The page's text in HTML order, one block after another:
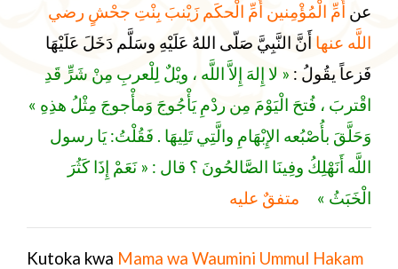
عن أُمِّ الْمُؤْمِنين أُمِّ الْحكَم زَيْنبَ بِنْتِ جحْشٍ رضي
اللَّه عنها أَنَّ النَّبِيَّ صَلّى اللهُ عَلَيْهِ وسَلَّم دَخَلَ عَلَيْهَا
فَزعاً يقُولُ : « لا إِلهَ إِلاَّ اللَّه ، ويْلٌ لِلْعربِ مِنْ شَرٍّ قَدِ
اقْتربَ ، فُتحَ الْيَوْمَ مِن ردْمِ يَأْجُوجَ وَمأْجوجَ مِثْلُ هذِهِ »
وَحَلَّقَ بأُصْبُعه الإِبْهَامِ والَّتِي تَلِيهَا . فَقُلْتُ: يَا رسول
اللَّه أَنَهْلِكُ وفِينَا الصَّالحُونَ ؟ قال : « نَعَمْ إِذَا كَثُرَ
الْخَبَثُ »
متفقٌ عليه
Kutoka kwa Mama wa Waumini Ummul Hakam